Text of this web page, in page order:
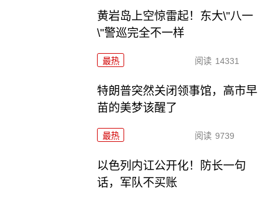
黄岩岛上空惊雷起！东大\"八一
\"警巡完全不一样
最热 阅读 14331
特朗普突然关闭领事馆，高市早
苗的美梦该醒了
最热 阅读 9739
以色列内讧公开化！防长一句
话，军队不买账